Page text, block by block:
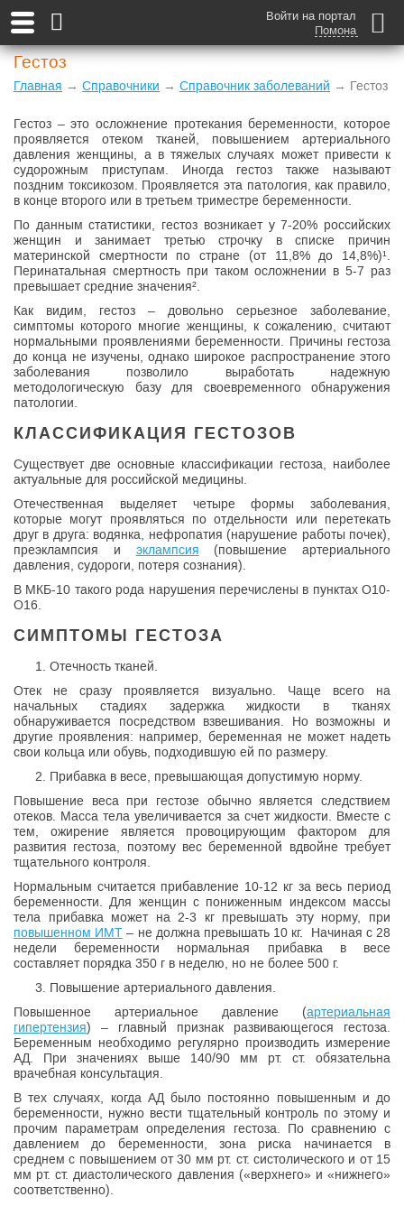
Войти на портал
Помона
Гестоз
Главная → Справочники → Справочник заболеваний → Гестоз
Гестоз – это осложнение протекания беременности, которое
проявляется отеком тканей, повышением артериального
давления женщины, а в тяжелых случаях может привести к
судорожным приступам. Иногда гестоз также называют
поздним токсикозом. Проявляется эта патология, как правило,
в конце второго или в третьем триместре беременности.
По данным статистики, гестоз возникает у 7-20% российских
женщин и занимает третью строчку в списке причин
материнской смертности по стране (от 11,8% до 14,8%)¹.
Перинатальная смертность при таком осложнении в 5-7 раз
превышает средние значения².
Как видим, гестоз – довольно серьезное заболевание,
симптомы которого многие женщины, к сожалению, считают
нормальными проявлениями беременности. Причины гестоза
до конца не изучены, однако широкое распространение этого
заболевания позволило выработать надежную
методологическую базу для своевременного обнаружения
патологии.
КЛАССИФИКАЦИЯ ГЕСТОЗОВ
Существует две основные классификации гестоза, наиболее
актуальные для российской медицины.
Отечественная выделяет четыре формы заболевания,
которые могут проявляться по отдельности или перетекать
друг в друга: водянка, нефропатия (нарушение работы почек),
преэклампсия и эклампсия (повышение артериального
давления, судороги, потеря сознания).
В МКБ-10 такого рода нарушения перечислены в пунктах O10-
O16.
СИМПТОМЫ ГЕСТОЗА
Отечность тканей.
Отек не сразу проявляется визуально. Чаще всего на
начальных стадиях задержка жидкости в тканях
обнаруживается посредством взвешивания. Но возможны и
другие проявления: например, беременная не может надеть
свои кольца или обувь, подходившую ей по размеру.
Прибавка в весе, превышающая допустимую норму.
Повышение веса при гестозе обычно является следствием
отеков. Масса тела увеличивается за счет жидкости. Вместе с
тем, ожирение является провоцирующим фактором для
развития гестоза, поэтому вес беременной вдвойне требует
тщательного контроля.
Нормальным считается прибавление 10-12 кг за весь период
беременности. Для женщин с пониженным индексом массы
тела прибавка может на 2-3 кг превышать эту норму, при
повышенном ИМТ – не должна превышать 10 кг. Начиная с 28
недели беременности нормальная прибавка в весе
составляет порядка 350 г в неделю, но не более 500 г.
Повышение артериального давления.
Повышенное артериальное давление (артериальная
гипертензия) – главный признак развивающегося гестоза.
Беременным необходимо регулярно производить измерение
АД. При значениях выше 140/90 мм рт. ст. обязательна
врачебная консультация.
В тех случаях, когда АД было постоянно повышенным и до
беременности, нужно вести тщательный контроль по этому и
прочим параметрам определения гестоза. По сравнению с
давлением до беременности, зона риска начинается в
среднем с повышением от 30 мм рт. ст. систолического и от 15
мм рт. ст. диастолического давления («верхнего» и «нижнего»
соответственно).